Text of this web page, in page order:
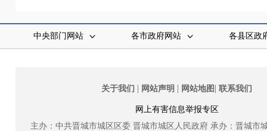
中央部门网站 各市政府网站 各县区政
关于我们 | 网站声明 | 网站地图 | 联系我们
网上有害信息举报专区
主办：中共晋城市城区区委 晋城市城区人民政府 承办：晋城市